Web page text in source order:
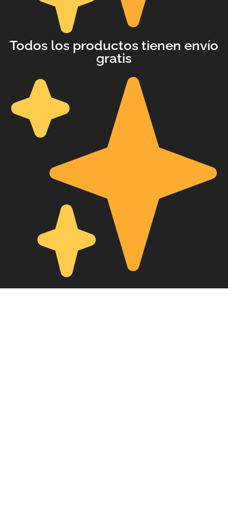
service, Envato helps creatives
like you get projects done
Privacy Policy
Blog
Meetups
Todos los productos tienen envío
gratis